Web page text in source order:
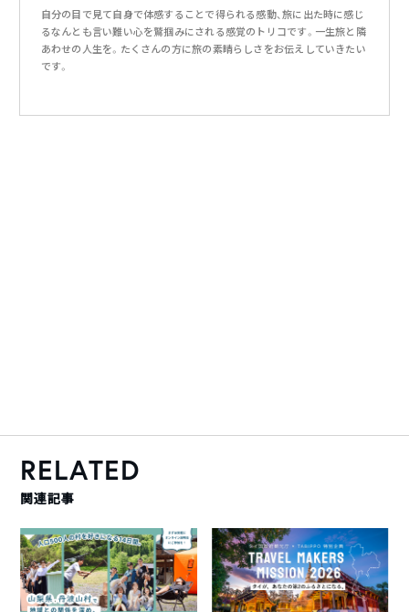
自分の目で見て自身で体感することで得られる感動、旅に出た時に感じ
るなんとも言い難い心を鷲掴みにされる感覚のトリコです。一生旅と隣
あわせの人生を。たくさんの方に旅の素晴らしさをお伝えしていきたい
です。
RELATED
関連記事